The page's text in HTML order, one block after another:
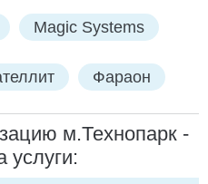
Magic Systems
Фараон
м.Технопарк -
услуги: